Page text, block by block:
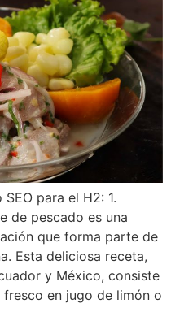
para el H2: 1.
de pescado es una
que forma parte de
Esta deliciosa receta,
y México, consiste
en jugo de limón o